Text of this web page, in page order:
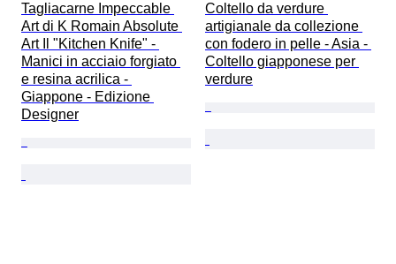
Tagliacarne Impeccable
Art di K Romain Absolute
Art Il "Kitchen Knife" -
Manici in acciaio forgiato
e resina acrilica -
Giappone - Edizione
Designer
Coltello da verdure
artigianale da collezione
con fodero in pelle - Asia -
Coltello giapponese per
verdure